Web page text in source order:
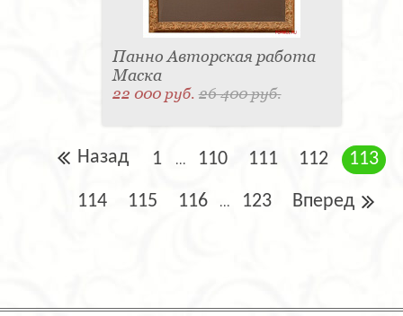
Панно Авторская работа
Маска
22 000 руб.26 400 руб.
Назад 1 ... 110 111 112 113
114 115 116 ... 123 Вперед